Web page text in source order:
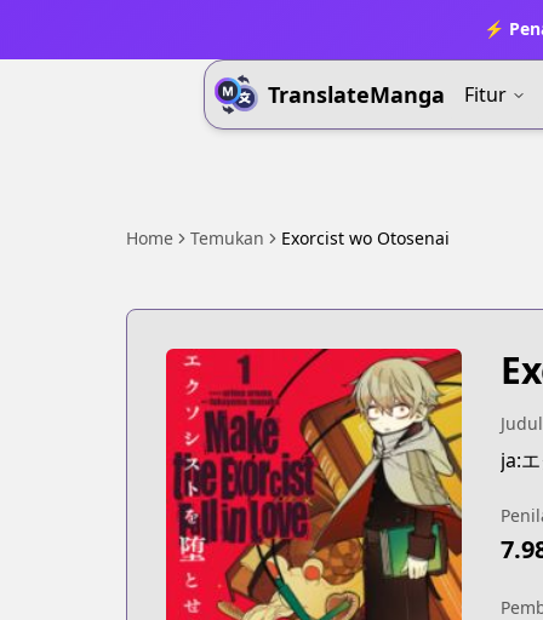
⚡
TranslateManga Fitur
Home Temukan Exorcist wo Otosenai
ja: